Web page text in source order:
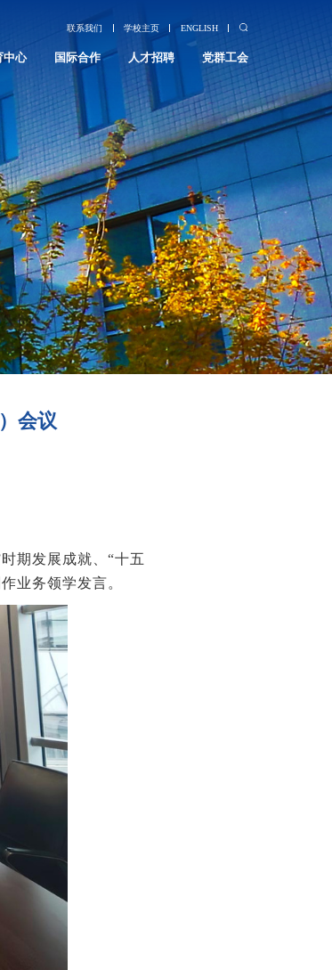
联系我们 学校主页 ENGLISH
中心 国际合作 人才招聘 党群工会
会议
期发展成就、“十五
业务领学发言。